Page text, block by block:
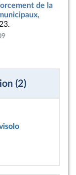
de la
(2)